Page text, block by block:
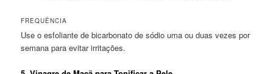
FREQUÊNCIA
Use o esfoliante de bicarbonato de sódio uma ou duas vezes por
semana para evitar irritações.